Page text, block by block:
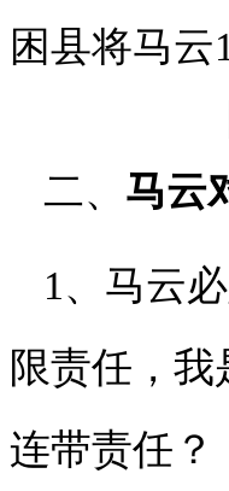
困县将马云
二、 马云
1、马云
限责任，
连带责任？